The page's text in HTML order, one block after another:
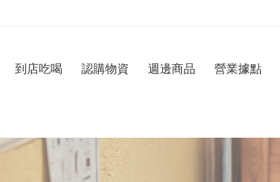
到店吃喝 認購物資 週邊商品 營業據點